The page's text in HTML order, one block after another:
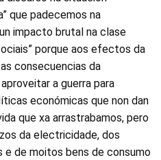
que padecemos na
impacto brutal na clase
porque aos efectos da
consecuencias da
a guerra para
económicas que non dan
que xa arrastrabamos, pero
da electricidade, dos
de moitos bens de consumo